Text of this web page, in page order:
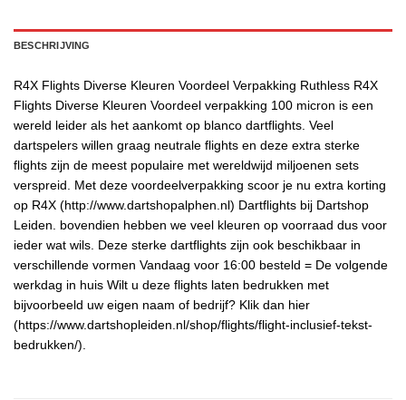
BESCHRIJVING
R4X Flights Diverse Kleuren Voordeel Verpakking Ruthless R4X
Flights Diverse Kleuren Voordeel verpakking 100 micron is een
wereld leider als het aankomt op blanco dartflights. Veel
dartspelers willen graag neutrale flights en deze extra sterke
flights zijn de meest populaire met wereldwijd miljoenen sets
verspreid. Met deze voordeelverpakking scoor je nu extra korting
op R4X (http://www.dartshopalphen.nl) Dartflights bij Dartshop
Leiden. bovendien hebben we veel kleuren op voorraad dus voor
ieder wat wils. Deze sterke dartflights zijn ook beschikbaar in
verschillende vormen Vandaag voor 16:00 besteld = De volgende
werkdag in huis Wilt u deze flights laten bedrukken met
bijvoorbeeld uw eigen naam of bedrijf? Klik dan hier
(https://www.dartshopleiden.nl/shop/flights/flight-inclusief-tekst-
bedrukken/).